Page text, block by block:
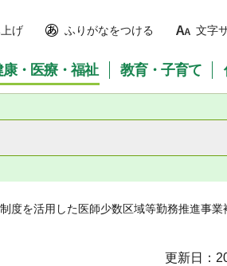
げ ふりがなをつける 文字
康・医療・福祉 教育・子育て
度を活用した医師少数区域等勤務推進事業
更新日：